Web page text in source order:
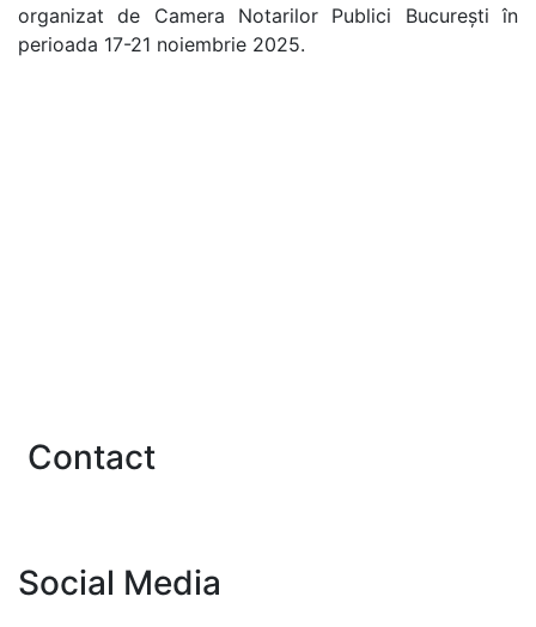
organizat de Camera Notarilor Publici București în
perioada 17-21 noiembrie 2025.
Contact
Social Media